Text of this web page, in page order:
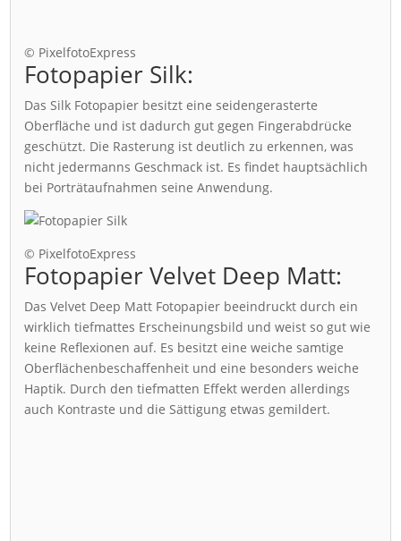
© PixelfotoExpress
Fotopapier Silk:
Das Silk Fotopapier besitzt eine seidengerasterte
Oberfläche und ist dadurch gut gegen Fingerabdrücke
geschützt. Die Rasterung ist deutlich zu erkennen, was
nicht jedermanns Geschmack ist. Es findet hauptsächlich
bei Porträtaufnahmen seine Anwendung.
© PixelfotoExpress
Fotopapier Velvet Deep Matt:
Das Velvet Deep Matt Fotopapier beeindruckt durch ein
wirklich tiefmattes Erscheinungsbild und weist so gut wie
keine Reflexionen auf. Es besitzt eine weiche samtige
Oberflächenbeschaffenheit und eine besonders weiche
Haptik. Durch den tiefmatten Effekt werden allerdings
auch Kontraste und die Sättigung etwas gemildert.